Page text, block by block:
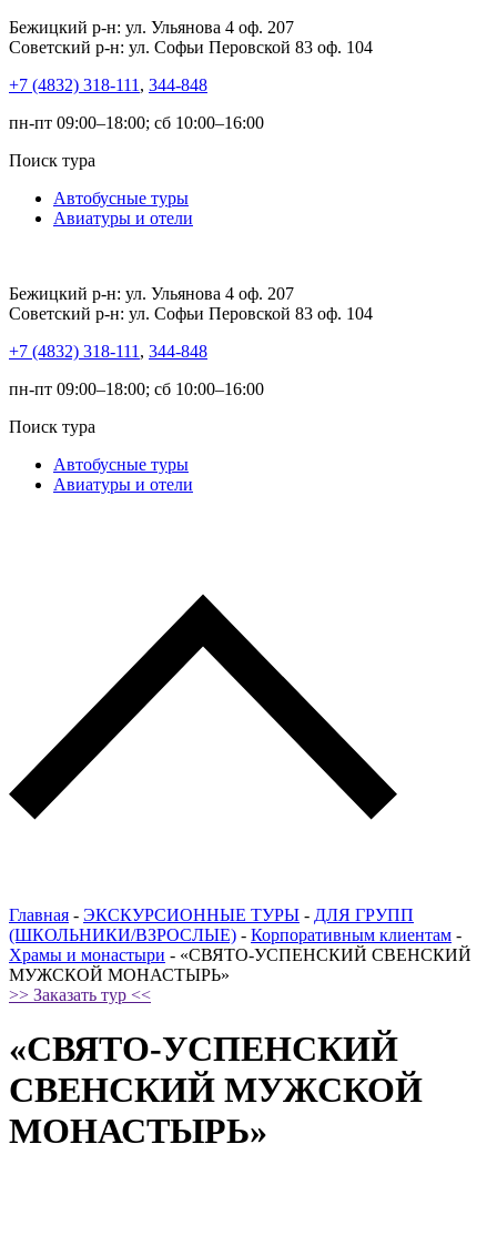
Бежицкий р-н: ул. Ульянова 4 оф. 207
Советский р-н: ул. Софьи Перовской 83 оф. 104
+7 (4832) 318-111 , 344-848
пн-пт 09:00–18:00; сб 10:00–16:00
Поиск тура
Автобусные туры
Авиатуры и отели
Бежицкий р-н: ул. Ульянова 4 оф. 207
Советский р-н: ул. Софьи Перовской 83 оф. 104
+7 (4832) 318-111 , 344-848
пн-пт 09:00–18:00; сб 10:00–16:00
Поиск тура
Автобусные туры
Авиатуры и отели
Главная - ЭКСКУРСИОННЫЕ ТУРЫ - ДЛЯ ГРУПП
(ШКОЛЬНИКИ/ВЗРОСЛЫЕ) - Корпоративным клиентам -
Храмы и монастыри - «СВЯТО-УСПЕНСКИЙ СВЕНСКИЙ
МУЖСКОЙ МОНАСТЫРЬ»
>> Заказать тур <<
«СВЯТО-УСПЕНСКИЙ
СВЕНСКИЙ МУЖСКОЙ
МОНАСТЫРЬ»